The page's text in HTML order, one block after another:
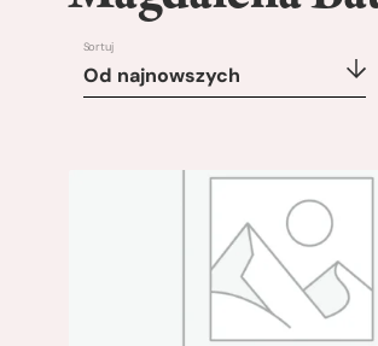
Sortuj
Od najnowszych